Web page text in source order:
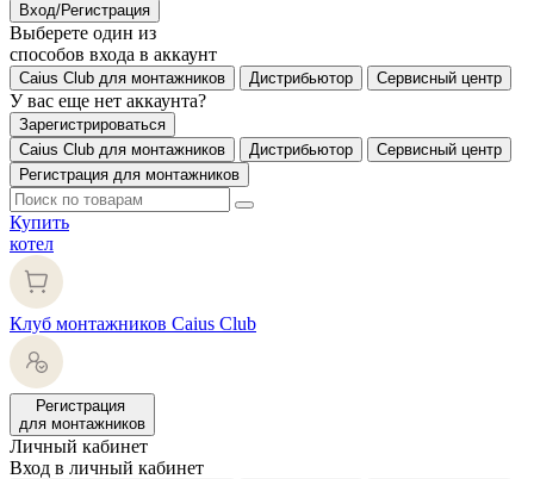
Вход/Регистрация
Выберете один из
способов входа в аккаунт
Caius Club для монтажников Дистрибьютор Сервисный центр
У вас еще нет аккаунта?
Зарегистрироваться
Caius Club для монтажников
Дистрибьютор
Сервисный центр
Регистрация для монтажников
Купить
котел
Клуб монтажников Caius Club
Регистрация
для монтажников
Личный кабинет
Вход в личный кабинет